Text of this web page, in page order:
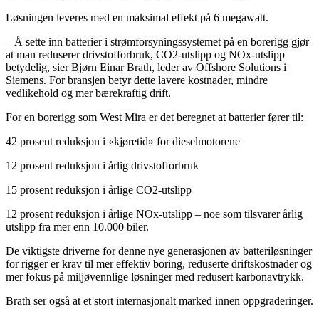
Løsningen leveres med en maksimal effekt på 6 megawatt.
– Å sette inn batterier i strømforsyningssystemet på en borerigg gjør
at man reduserer drivstofforbruk, CO2-utslipp og NOx-utslipp
betydelig, sier Bjørn Einar Brath, leder av Offshore Solutions i
Siemens. For bransjen betyr dette lavere kostnader, mindre
vedlikehold og mer bærekraftig drift.
For en borerigg som West Mira er det beregnet at batterier fører til:
42 prosent reduksjon i «kjøretid» for dieselmotorene
12 prosent reduksjon i årlig drivstofforbruk
15 prosent reduksjon i årlige CO2-utslipp
12 prosent reduksjon i årlige NOx-utslipp – noe som tilsvarer årlig
utslipp fra mer enn 10.000 biler.
De viktigste driverne for denne nye generasjonen av batteriløsninger
for rigger er krav til mer effektiv boring, reduserte driftskostnader og
mer fokus på miljøvennlige løsninger med redusert karbonavtrykk.
Brath ser også at et stort internasjonalt marked innen oppgraderinger.